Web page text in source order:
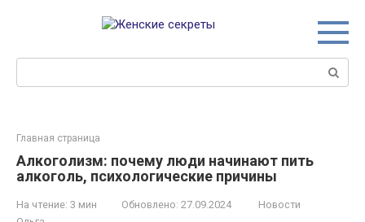
Главная страница
Алкоголизм: почему люди начинают пить
алкоголь, психологические причины
На чтение: 3 мин Обновлено: 27.09.2024
Новости